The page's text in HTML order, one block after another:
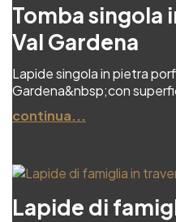
Tomba singola
Val Gardena
Lapide singola in pietra
Gardena&nbsp;con
continua...
Lapide di